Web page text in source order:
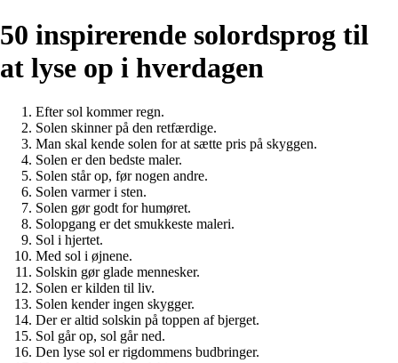
50 inspirerende solordsprog til
at lyse op i hverdagen
Efter sol kommer regn.
Solen skinner på den retfærdige.
Man skal kende solen for at sætte pris på skyggen.
Solen er den bedste maler.
Solen står op, før nogen andre.
Solen varmer i sten.
Solen gør godt for humøret.
Solopgang er det smukkeste maleri.
Sol i hjertet.
Med sol i øjnene.
Solskin gør glade mennesker.
Solen er kilden til liv.
Solen kender ingen skygger.
Der er altid solskin på toppen af bjerget.
Sol går op, sol går ned.
Den lyse sol er rigdommens budbringer.